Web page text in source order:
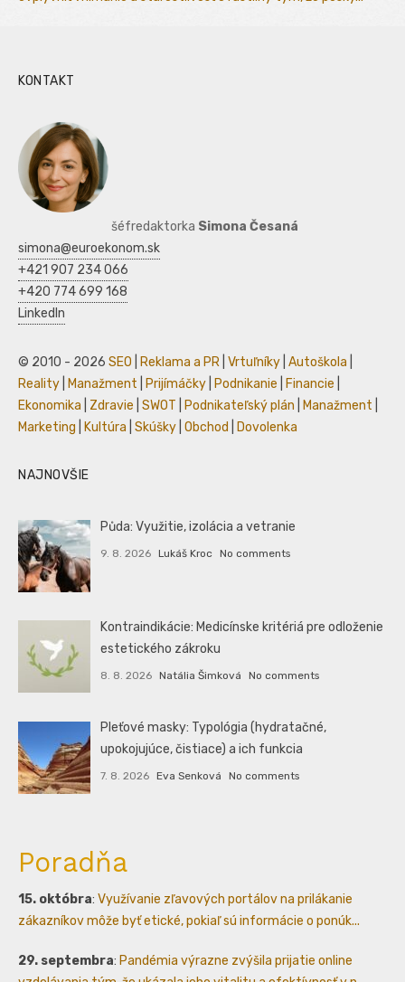
KONTAKT
šéfredaktorka Simona Česaná
simona@euroekonom.sk
+421 907 234 066
+420 774 699 168
LinkedIn
© 2010 - 2026 SEO Reklama a PR Vrtuľníky Autoškola
Reality
Manažment Prijímáčky Podnikanie Financie
Ekonomika
Zdravie SWOT Podnikateľský plán Manažment
Marketing
Kultúra Skúšky Obchod Dovolenka
NAJNOVŠIE
Půda: Využitie, izolácia a vetranie
9. 8. 2026 Lukáš Kroc No comments
Kontraindikácie: Medicínske kritériá pre odloženie
estetického zákroku
8. 8. 2026 Natália Šimková No comments
Pleťové masky: Typológia (hydratačné,
upokojujúce, čistiace) a ich funkcia
7. 8. 2026 Eva Senková No comments
Poradňa
15. októbra: Využívanie zľavových portálov na prilákanie
zákazníkov môže byť etické, pokiaľ sú informácie o ponúk...
29. septembra: Pandémia výrazne zvýšila prijatie online